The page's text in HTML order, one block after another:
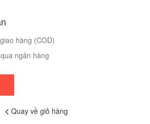
hàng (COD)
ngân hàng
Quay về giỏ hàng